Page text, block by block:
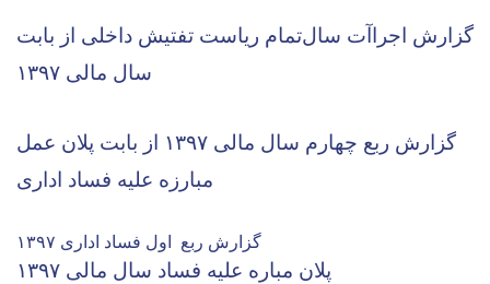
گزارش اجراآت سال‌تمام ریاست تفتیش داخلی از بابت
سال مالی ۱۳۹۷
گزارش ربع چهارم سال مالی ۱۳۹۷
از بابت پلان عمل
مبارزه علیه فساد اداری
گزارش ربع اول فساد اداری ۱۳۹۷
پلان مباره علیه فساد سال مالی ۱۳۹۷